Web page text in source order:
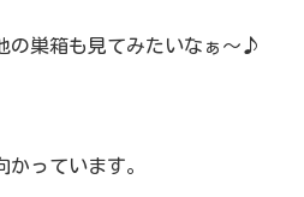
巣箱も見てみたいなぁ～♪
っています。